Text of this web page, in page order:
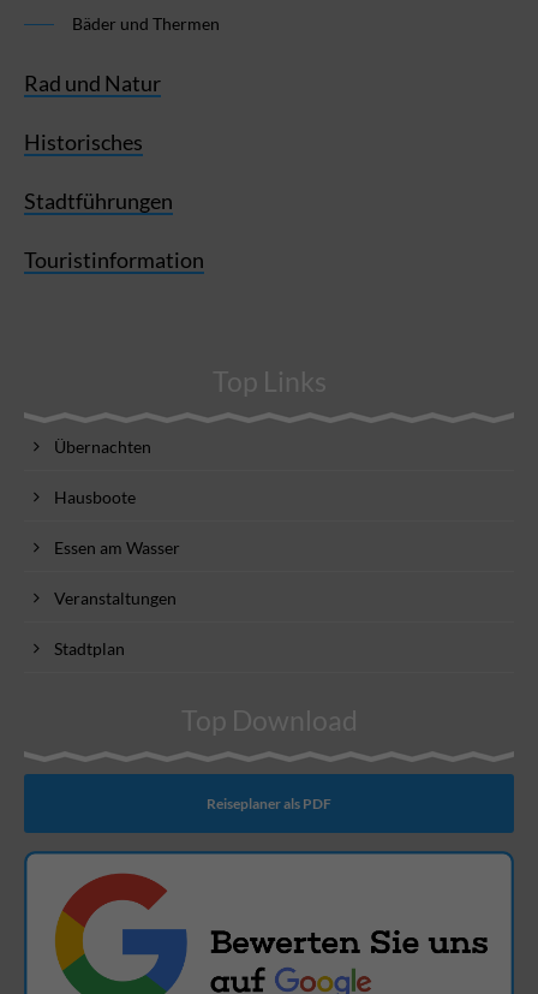
Bäder und Thermen
Rad und Natur
Historisches
Stadtführungen
Touristinformation
Top Links
Übernachten
Hausboote
Essen am Wasser
Veranstaltungen
Stadtplan
Top Download
Reiseplaner als PDF